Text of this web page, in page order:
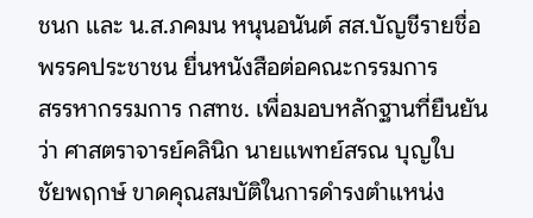
ชนก และ น.ส.ภคมน หนุนอนันต์ สส.บัญชีรายชื่อ
พรรคประชาชน ยื่นหนังสือต่อคณะกรรมการ
สรรหากรรมการ กสทช. เพื่อมอบหลักฐานที่ยืนยัน
ว่า ศาสตราจารย์คลินิก นายแพทย์สรณ บุญใบ
ชัยพฤกษ์ ขาดคุณสมบัติในการดำรงตำแหน่ง